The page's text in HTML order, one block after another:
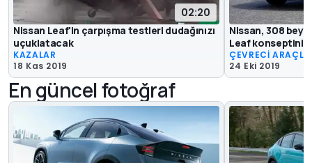
02:20
Nissan Leaf'in çarpışma testleri dudağınızı
uçuklatacak
KAZALAR
18 Kas 2019
Nissan, 308
Leaf konseptini
ÇEVRECİ
24 Eki 2019
En güncel fotoğraf